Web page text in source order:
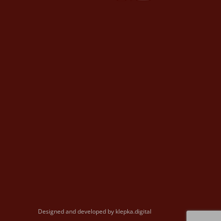
Designed and developed by klepka.digital